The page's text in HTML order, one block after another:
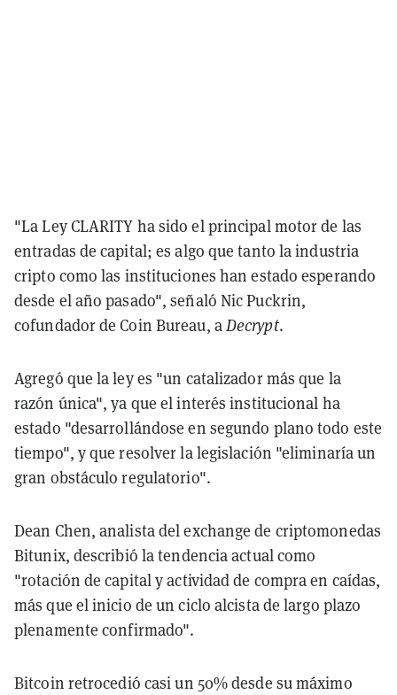
"La Ley CLARITY ha sido el principal motor de las
entradas de capital; es algo que tanto la industria
cripto como las instituciones han estado esperando
desde el año pasado", señaló Nic Puckrin,
cofundador de Coin Bureau, aDecrypt.
Agregó que la ley es "un catalizador más que la
razón única", ya que el interés institucional ha
estado "desarrollándose en segundo plano todo este
tiempo", y que resolver la legislación "eliminaría un
gran obstáculo regulatorio".
Dean Chen, analista del exchange de criptomonedas
Bitunix, describió la tendencia actual como
"rotación de capital y actividad de compra en caídas,
más que el inicio de un ciclo alcista de largo plazo
plenamente confirmado".
Bitcoin retrocedió casi un 50% desde su máximo